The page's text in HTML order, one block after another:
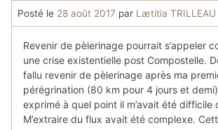
Posté le 28 août 2017 par Lætitia TRILLEAU
Revenir de pèlerinage pourrait s’appeler
une crise existentielle post Compostelle.
fallu revenir de pèlerinage après ma
pérégrination (80 km pour 4 jours et
exprimé à quel point il m’avait été difficile
M’extraire du flux avait été complexe.